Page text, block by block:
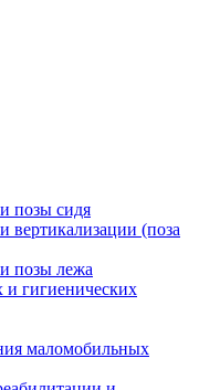
позы сидя
вертикализации (поза
позы лежа
гигиенических
маломобильных